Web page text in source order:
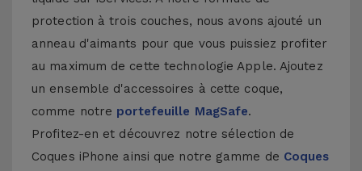
protection à trois couches, nous avons ajouté un
anneau d'aimants pour que vous puissiez profiter
au maximum de cette technologie Apple. Ajoutez
un ensemble d'accessoires à cette coque,
comme notre portefeuille MagSafe.
Profitez-en et découvrez notre sélection de
Coques iPhone ainsi que notre gamme de Coques